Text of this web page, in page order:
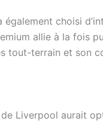
choisi
allie à la fois
tout-terrain et son
Liverpool aurait